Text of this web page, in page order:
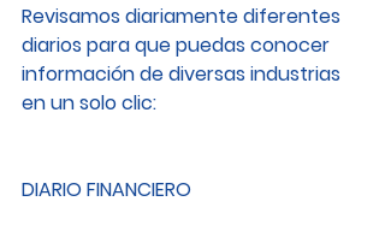
Revisamos diariamente diferentes
diarios para que puedas conocer
información de diversas industrias
en un solo clic:
DIARIO FINANCIERO